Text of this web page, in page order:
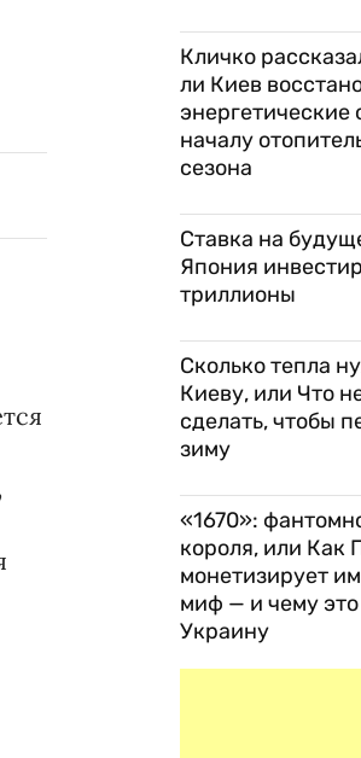
Кличко
ли Киев
энергетические
началу
сезона
Ставка на
Япония
триллионы
Сколько тепла
Киеву, или Что
сделать, чтобы
зиму
«1670»:
короля, или Как
монетизирует
миф — и чему
Украину